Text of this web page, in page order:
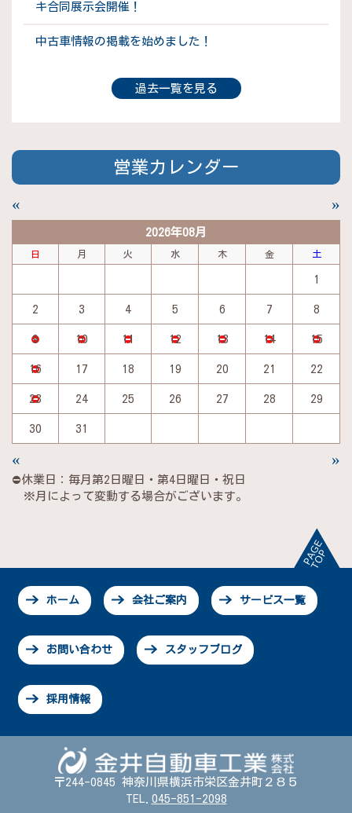
キ合同展示会開催！
中古車情報の掲載を始めました！
過去一覧を見る
営業カレンダー
« »
2026年08月
日 月 火 水 木 金 土
1
2 3 4 5 6 7 8
9 10 11 12 13 14 15
16 17 18 19 20 21 22
23 24 25 26 27 28 29
30 31
« »
⛔休業日：毎月第2日曜日・第4日曜日・祝日
※月によって変動する場合がございます。
ホーム 会社ご案内 サービス一覧
お問い合わせ スタッフブログ
採用情報
〒244-0845 神奈川県横浜市栄区金井町２８５
TEL. 045-851-2098